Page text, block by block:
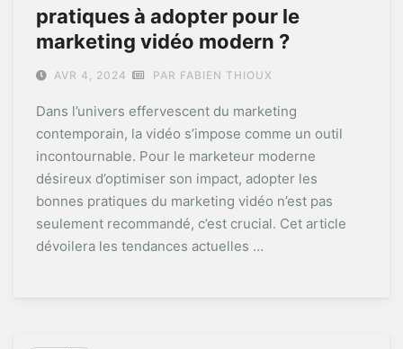
pratiques à adopter pour le
marketing vidéo modern ?
AVR 4, 2024 PAR FABIEN THIOUX
Dans l’univers effervescent du marketing
contemporain, la vidéo s’impose comme un outil
incontournable. Pour le marketeur moderne
désireux d’optimiser son impact, adopter les
bonnes pratiques du marketing vidéo n’est pas
seulement recommandé, c’est crucial. Cet article
dévoilera les tendances actuelles …